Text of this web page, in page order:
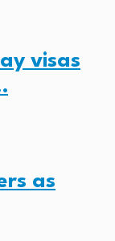
visas
as